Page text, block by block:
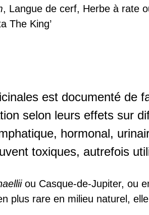
, Langue de cerf, Herbe à rate
The King’
est documenté de
selon leurs effets sur
hormonal,
toxiques, autrefois
ou Casque-de-Jupiter, ou
plus rare en milieu naturel,